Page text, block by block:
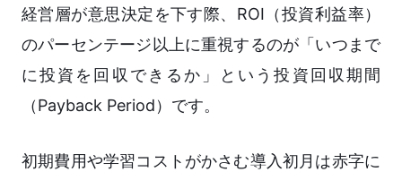
経営層が意思決定を下す際、ROI（投資利益率）
のパーセンテージ以上に重視するのが「いつまで
に投資を回収できるか」という投資回収期間
（Payback Period）です。
初期費用や学習コストがかさむ導入初月は赤字に